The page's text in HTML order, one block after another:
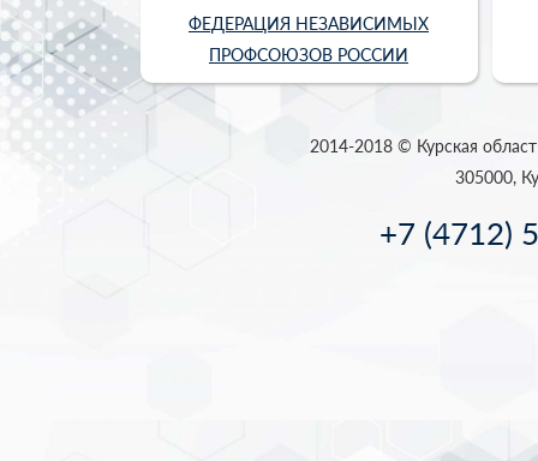
ФЕДЕРАЦИЯ НЕЗАВИСИМЫХ
ПРОФСОЮЗОВ РОССИИ
2014-2018 © Курская
305000,
+7 (4712)